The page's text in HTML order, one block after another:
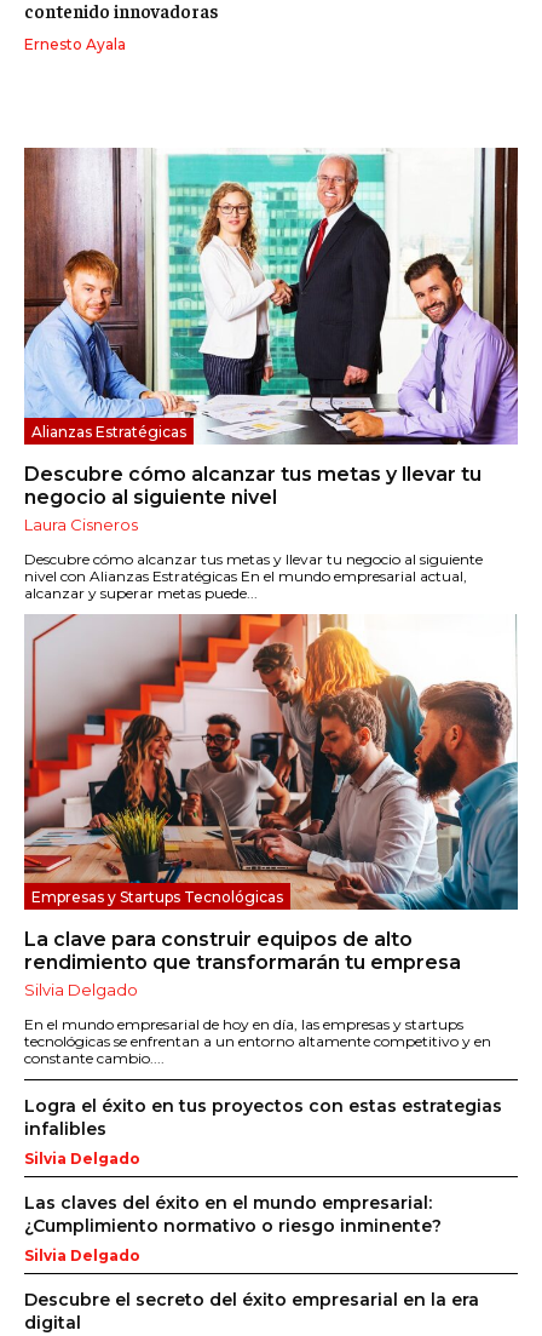
Alianzas Estratégicas
Descubre cómo alcanzar tus metas y llevar tu
negocio al siguiente nivel
Laura Cisneros
Descubre cómo alcanzar tus metas y llevar tu negocio al siguiente
nivel con Alianzas Estratégicas En el mundo empresarial actual,
alcanzar y superar metas puede...
Empresas y Startups Tecnológicas
La clave para construir equipos de alto
rendimiento que transformarán tu empresa
Silvia Delgado
En el mundo empresarial de hoy en día, las empresas y startups
tecnológicas se enfrentan a un entorno altamente competitivo y en
constante cambio....
Logra el éxito en tus proyectos con estas estrategias
infalibles
Silvia Delgado
Las claves del éxito en el mundo empresarial:
¿Cumplimiento normativo o riesgo inminente?
Silvia Delgado
Descubre el secreto del éxito empresarial en la era
digital
contenido innovadoras
Ernesto Ayala